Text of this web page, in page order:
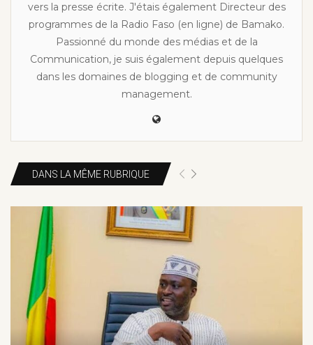
vers la presse écrite. J'étais également Directeur des
programmes de la Radio Faso (en ligne) de Bamako.
Passionné du monde des médias et de la
Communication, je suis également depuis quelques
dans les domaines de blogging et de community
management.
DANS LA MÊME RUBRIQUE